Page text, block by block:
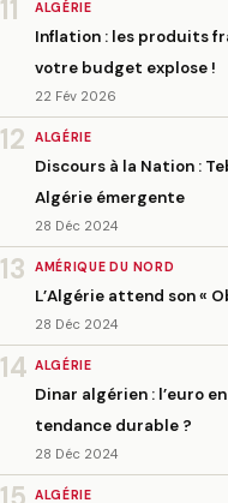
11 ALGÉRIE
Inflation : les produits
votre budget explose !
22 Fév 2026
12 ALGÉRIE
Discours à la Nation :
Algérie émergente
28 Déc 2024
13 AMÉRIQUE DU NORD
L’Algérie attend son «
28 Déc 2024
14 ALGÉRIE
Dinar algérien : l’euro
tendance durable ?
28 Déc 2024
ALGÉRIE